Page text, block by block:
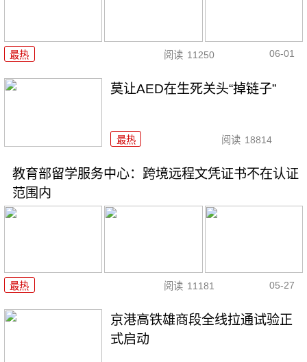
最热 阅读 11250 06-01
莫让AED在生死关头“掉链子”
最热 阅读 18814
教育部留学服务中心：跨境远程文凭证书不在认证
范围内
最热 阅读 11181 05-27
京港高铁雄商段全线拉通试验正
式启动